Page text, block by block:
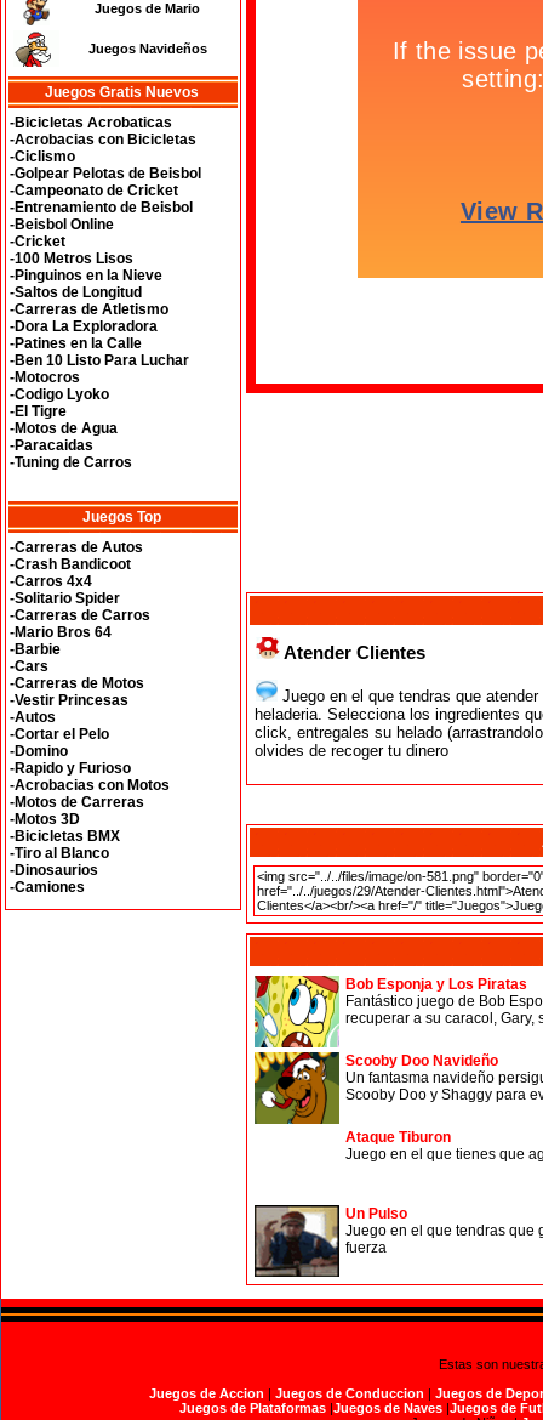
Juegos de Mario
Juegos Navideños
Juegos Gratis Nuevos
-Bicicletas Acrobaticas
-Acrobacias con Bicicletas
-Ciclismo
-Golpear Pelotas de Beisbol
-Campeonato de Cricket
-Entrenamiento de Beisbol
-Beisbol Online
-Cricket
-100 Metros Lisos
-Pinguinos en la Nieve
-Saltos de Longitud
-Carreras de Atletismo
-Dora La Exploradora
-Patines en la Calle
-Ben 10 Listo Para Luchar
-Motocros
-Codigo Lyoko
-El Tigre
-Motos de Agua
-Paracaidas
-Tuning de Carros
Juegos Top
-Carreras de Autos
-Crash Bandicoot
-Carros 4x4
-Solitario Spider
-Carreras de Carros
-Mario Bros 64
-Barbie
-Cars
-Carreras de Motos
-Vestir Princesas
-Autos
-Cortar el Pelo
-Domino
-Rapido y Furioso
-Acrobacias con Motos
-Motos de Carreras
-Motos 3D
-Bicicletas BMX
-Tiro al Blanco
-Dinosaurios
-Camiones
Atender Clientes
Juego en el que tendras que
heladeria. Selecciona los ingredientes
click, entregales su helado
olvides de recoger tu dinero
Bob Esponja y Los Piratas
Fantástico juego de Bob
recuperar a su caracol, Gary,
Scooby Doo Navideño
Un fantasma navideño
Scooby Doo y Shaggy para
Ataque Tiburon
Juego en el que tienes que
Un Pulso
Juego en el que tendras que
fuerza
Estas son
Juegos de Accion | Juegos de Conduccion | Juegos de
Juegos de Plataformas|Juegos de Naves|Juegos de